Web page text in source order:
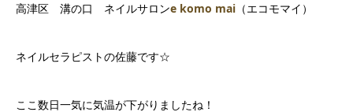
高津区 溝の口 ネイルサロンe komo mai （エコモマイ）
ネイルセラピストの佐藤です☆
ここ数日一気に気温が下がりましたね！